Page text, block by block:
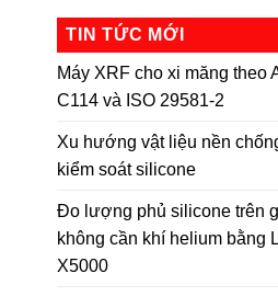
TIN TỨC MỚI
Máy XRF cho xi măng theo
C114 và ISO 29581-2
Xu hướng vật liệu nền
kiểm soát silicone
Đo lượng phủ silicone trên
không cần khí helium bằng
X5000